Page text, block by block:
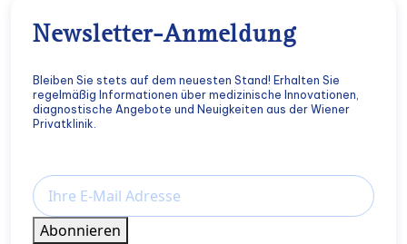
Newsletter-Anmeldung
Bleiben Sie stets auf dem neuesten Stand! Erhalten Sie
regelmäßig Informationen über medizinische Innovationen,
diagnostische Angebote und Neuigkeiten aus der Wiener
Privatklinik.
Email
Abonnieren